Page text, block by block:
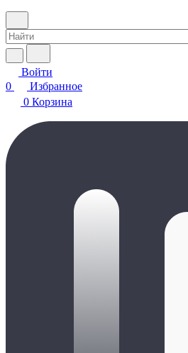
Войти
0
Избранное
0 Корзина